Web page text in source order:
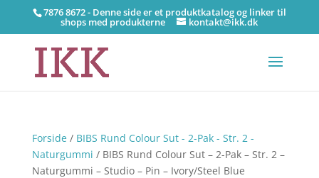
7876 8672 - Denne side er et produktkatalog og linker til
shops med produkterne kontakt@ikk.dk
Forside/ BIBS Rund Colour Sut - 2-Pak - Str. 2 -
Naturgummi / BIBS Rund Colour Sut – 2-Pak – Str. 2 –
Naturgummi – Studio – Pin – Ivory/Steel Blue